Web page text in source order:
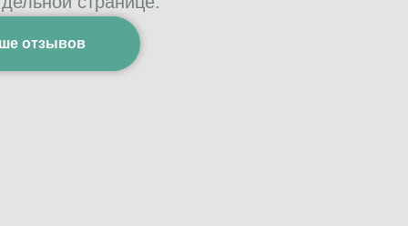
отзывов